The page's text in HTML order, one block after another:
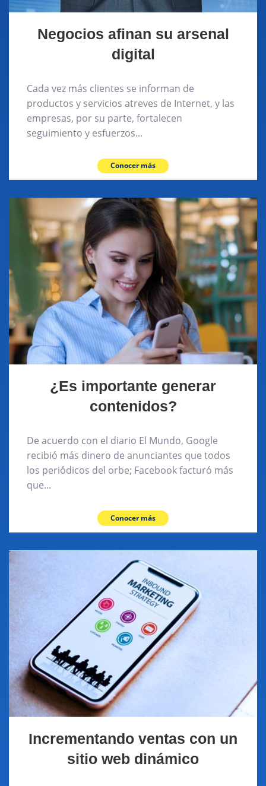
Negocios afinan su arsenal
digital
Cada vez más clientes se informan de
productos y servicios atreves de Internet, y las
empresas, por su parte, fortalecen
seguimiento y esfuerzos...
Conocer más
¿Es importante generar
contenidos?
De acuerdo con el diario El Mundo, Google
recibió más dinero de anunciantes que todos
los periódicos del orbe; Facebook facturó más
que...
Conocer más
Incrementando ventas con un
sitio web dinámico